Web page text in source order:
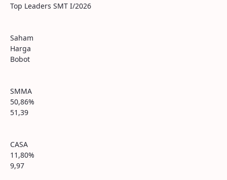
Top Leaders SMT I/2026
Saham
Harga
Bobot
SMMA
50,86%
51,39
CASA
11,80%
9,97